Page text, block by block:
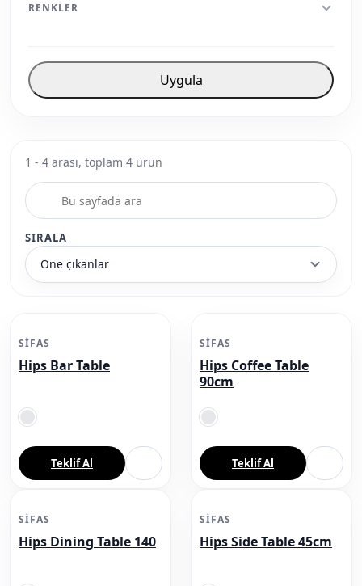
RENKLER
Uygula
1 - 4 arası, toplam 4 ürün
SIRALA
Öne çıkanlar
SIFAS
Hips Bar Table
Teklif Al
SIFAS
Hips Coffee Table
90cm
Teklif Al
SIFAS
Hips Dining Table 140
SIFAS
Hips Side Table 45cm